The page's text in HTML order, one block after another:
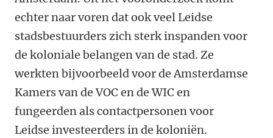
echter naar voren dat ook veel Leidse
stadsbestuurders zich sterk inspanden voor
de koloniale belangen van de stad. Ze
werkten bijvoorbeeld voor de Amsterdamse
Kamers van de VOC en de WIC en
fungeerden als contactpersonen voor
Leidse investeerders in de koloniën.